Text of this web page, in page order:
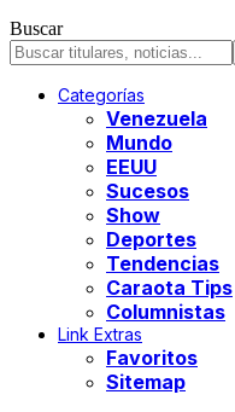
Buscar
Categorías
Venezuela
Mundo
EEUU
Sucesos
Show
Deportes
Tendencias
Caraota Tips
Columnistas
Link Extras
Favoritos
Sitemap